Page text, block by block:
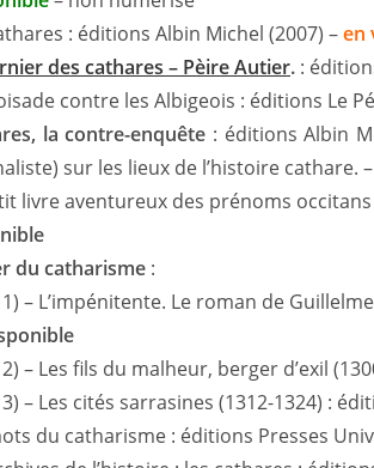
: éditions Albin Michel (2007) –en
des cathares – Pèire Autier. :
contre les Albigeois : éditions Le
la contre-enquête : éditions Albin
sur les lieux de l’histoire cathare. –
livre aventureux des prénoms
du catharisme :
– L’impénitente. Le roman de
– Les fils du malheur, berger d’exil
– Les cités sarrasines (1312-1324) :
du catharisme : éditions Presses